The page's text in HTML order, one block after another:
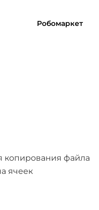
Робомаркет
копирования файла
ячеек